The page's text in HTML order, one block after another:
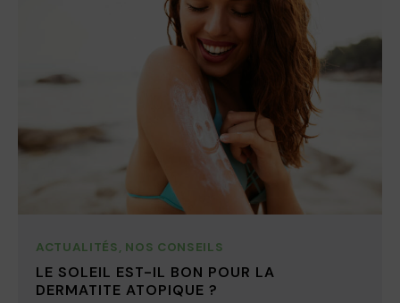
ACTUALITÉS, NOS CONSEILS
LE SOLEIL EST-IL BON POUR LA
DERMATITE ATOPIQUE ?